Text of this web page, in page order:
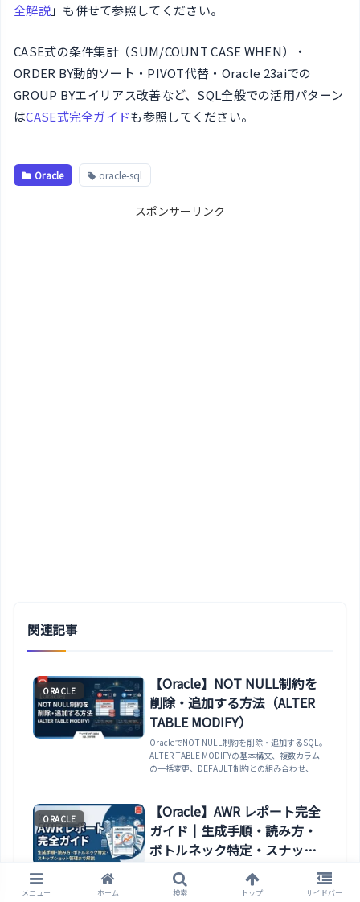
全解説」も併せて参照してください。
CASE式の条件集計（SUM/COUNT CASE WHEN）・
ORDER BY動的ソート・PIVOT代替・Oracle 23aiでの
GROUP BYエイリアス改善など、SQL全般での活用パターン
はCASE式完全ガイドも参照してください。
Oracle oracle-sql
スポンサーリンク
関連記事
ORACLE
【Oracle】NOT NULL制約を
削除・追加する方法（ALTER
TABLE MODIFY）
OracleでNOT NULL制約を削除・追加するSQL。
ALTER TABLE MODIFYの基本構文、複数カラム
の一括変更、DEFAULT制約との組み合わせ、
02296等のエラー対処法まで網羅。
ORACLE
【Oracle】AWR レポート完全
ガイド｜生成手順・読み方・
ボトルネック特定・スナップ
ショット管理まで解説
Oracle AWR（Automatic Workload
Repository）レポートを完全解説。
DBMS_WORKLOAD_REPOSITORY.CREATE_SNA
メニュー ホーム 検索 トップ サイドバー